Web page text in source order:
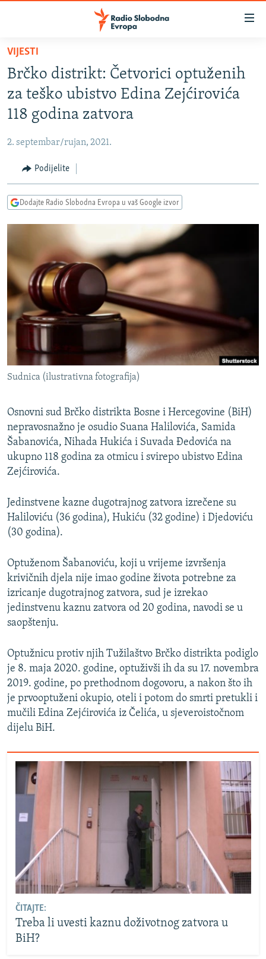
Pređite
glavni
sadržaj
Pređite
na
glavnu
navigaciju
Pređite
na
pretragu
VIJESTI
BOSNA I HERCEGOVINA
SRBIJA
CRNA GORA
VIZUELNO
RAT U UKRAJINI
RSE PRIČE IZ SVIJETA
ISPRIČAJ MI
DNEVNO@RSE
SPECIJALI RSE
POPLAVE I KLIZIŠTA U BIH 2024.
TV LIBERTY
POST SCRIPTUM
MOJA EVROPA
TRI DECENIJE OD RATA U BIH
NASTANAK I RASPAD JUGOSLAVIJE
PRATITE NAS
Sve RFE/RL stranice
VIJESTI
Brčko distrikt: Četvorici optuženih
za teško ubistvo Edina Zejćirovića
118 godina zatvora
2. septembar/rujan, 2021.
Podijelite
Dodajte Radio Slobodna Evropa u vaš Google izvor
Sudnica (ilustrativna fotografija)
Osnovni sud Brčko distrikta Bosne i Hercegovine (BiH)
nepravosnažno je osudio Suana Halilovića, Samida
Šabanovića, Nihada Hukića i Suvada Đedovića na
ukupno 118 godina za otmicu i svirepo ubistvo Edina
Zejćirovića.
Jedinstvene kazne dugotrajnog zatvora izrečene su
Haliloviću (36 godina), Hukiću (32 godine) i Djedoviću
(30 godina).
Optuženom Šabanoviću, koji u vrijeme izvršenja
krivičnih djela nije imao godine života potrebne za
izricanje dugotrajnog zatvora, sud je izrekao
jedinstvenu kaznu zatvora od 20 godina, navodi se u
saopštenju.
Optužnicu protiv njih Tužilaštvo Brčko distrikta podiglo
je 8. maja 2020. godine, optuživši ih da su 17. novembra
2019. godine, po prethodnom dogovoru, a nakon što ih
je prvooptuženi okupio, oteli i potom do smrti pretukli i
mučili Edina Zejćirovića iz Čelića, u sjeveroistočnom
dijelu BiH.
ČITAJTE:
Treba li uvesti kaznu doživotnog zatvora u
BiH?